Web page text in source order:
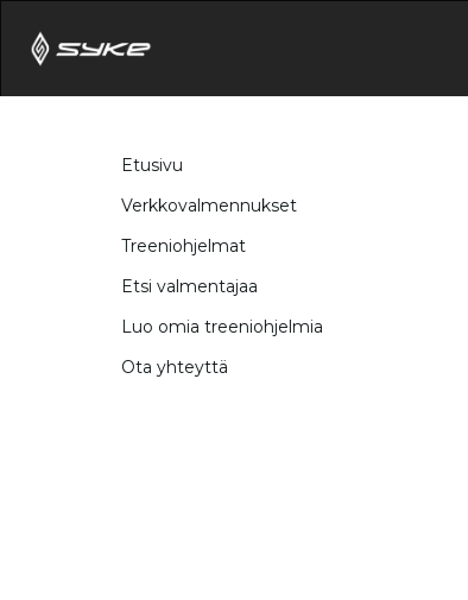
Etusivu
Verkkovalmennukset
Treeniohjelmat
Etsi valmentajaa
Luo omia treeniohjelmia
Ota yhteyttä